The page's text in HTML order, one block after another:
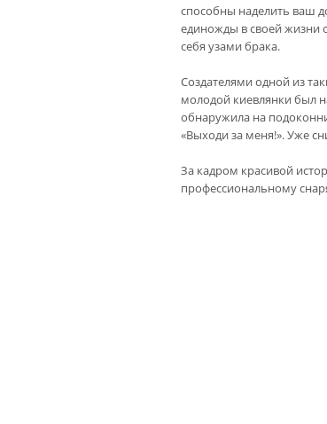
способны наделить ваш
единожды в своей жизни
себя узами брака.
Создателями одной из
молодой киевлянки был
обнаружила на
«Выходи за меня!». Уже
За кадром красивой
профессиональному